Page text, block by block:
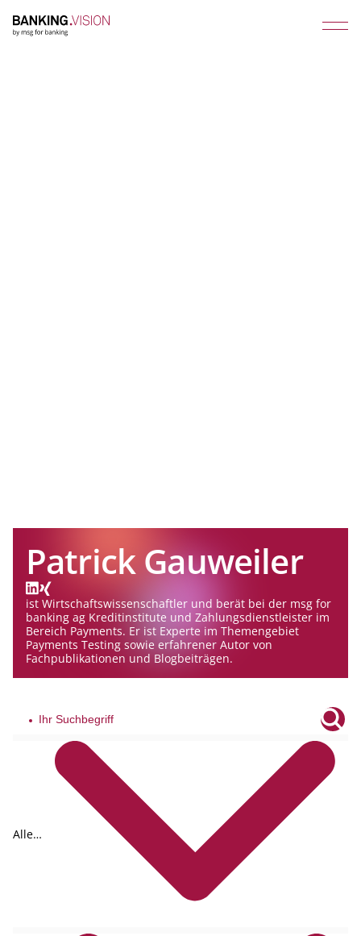
Patrick Gauweiler
ist Wirtschaftswissenschaftler und berät bei der msg for
banking ag Kreditinstitute und Zahlungsdienstleister im
Bereich Payments. Er ist Experte im Themengebiet
Payments Testing sowie erfahrener Autor von
Fachpublikationen und Blogbeiträgen.
Alle